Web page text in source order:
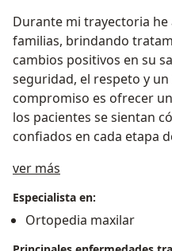
Durante mi trayectoria
familias, brindando
cambios positivos en su
seguridad, el respeto y
compromiso es ofrecer
los pacientes se sientan
confiados en cada etapa
ver más
Especialista en:
Ortopedia maxilar